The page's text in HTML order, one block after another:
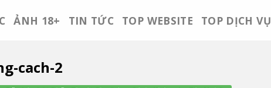
ẢNH 18+ TIN TỨC TOP WEBSITE TOP DỊCH VỤ
cach-2